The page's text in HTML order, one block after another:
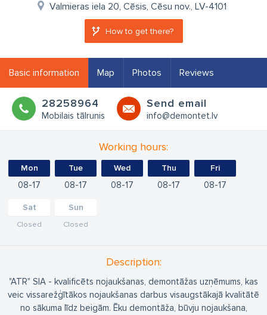
Valmieras iela 20, Cēsis, Cēsu nov., LV-4101
How to get there?
Basic information Map Photos Reviews
28258964
Mobilais tālrunis
Send email
info@demontet.lv
Working hours:
Mon
08 17
Tue
08 17
Wed
08 17
Thu
08 17
Fri
08 17
Sat
Closed
Sun
Closed
Description:
"ATR" SIA - kvalificēts nojaukšanas, demontāžas uzņēmums, kas
veic vissarežģītākos nojaukšanas darbus visaugstākajā kvalitātē
no sākuma līdz beigām. Ēku demontāža, būvju nojaukšana,